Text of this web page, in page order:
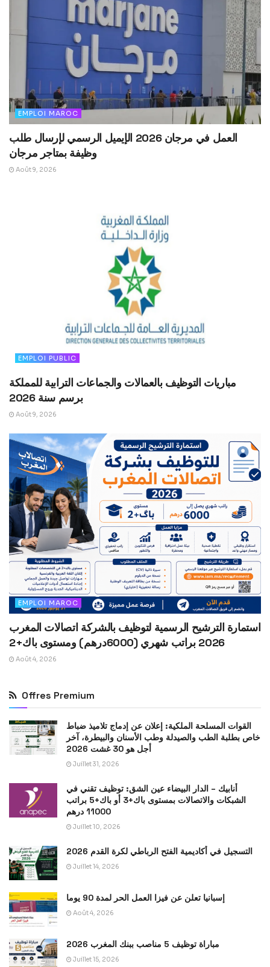
EMPLOI MAROC
العمل في مرجان 2026 الإيميل الرسمي لإرسال طلب
وظيفة بمتاجر مرجان
Août 9, 2026
EMPLOI PUBLIC
مباريات التوظيف بالعمالات والجماعات الترابية للمملكة
برسم سنة 2026
Août 9, 2026
EMPLOI MAROC
استمارة الترشيح الرسمية لتوظيف بالشركة اتصالات المغرب
2026 براتب شهري (6000درهم) ومستوى باك+2
Août 4, 2026
Offres Premium
القوات المسلحة الملكية: إعلان عن إدماج تلاميذ ضباط
خاص بطلبة الطب والصيدلة وطب الأسنان والبيطرة، آخر
أجل هو 30 غشت 2026
Juillet 31, 2026
أنابيك – الدار البيضاء عين الشق: توظيف تقني في
الشبكات والاتصالات بمستوى باك+3 أو باك+5 براتب
11000 درهم
Juillet 10, 2026
التسجيل في أكاديمية الفتح الرباطي لكرة القدم 2026
Juillet 14, 2026
Août 4, 2026
مباراة توظيف 5 مناصب ببنك المغرب 2026
Juillet 15, 2026